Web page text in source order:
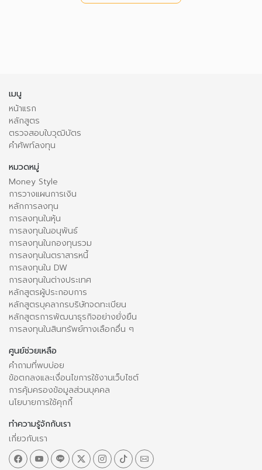
เมนู
หน้าแรก
หลักสูตร
ตรวจสอบใบวุฒิบัตร
คำศัพท์ลงทุน
หมวดหมู่
Money Style
การวางแผนการเงิน
หลักการลงทุน
การลงทุนในหุ้น
การลงทุนในอนุพันธ์
การลงทุนในกองทุนรวม
การลงทุนในตราสารหนี้
การลงทุนใน DW
การลงทุนในต่างประเทศ
หลักสูตรผู้ประกอบการ
หลักสูตรบุคลากรบริษัทจดทะเบียน
หลักสูตรการพัฒนาธุรกิจอย่างยั่งยืน
การลงทุนในสินทรัพย์ทางเลือกอื่น ๆ
ศูนย์ช่วยเหลือ
คำถามที่พบบ่อย
ข้อตกลงและเงื่อนไขการใช้งานเว็บไซต์
การคุ้มครองข้อมูลส่วนบุคคล
นโยบายการใช้คุกกี้
ทำความรู้จักกับเรา
เกี่ยวกับเรา